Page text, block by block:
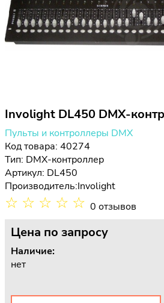
Involight DL450 DMX-
Пульты и контроллеры DMX
Код товара: 40274
Тип: DMX-контроллер
Артикул: DL450
Производитель:Involight
☆ ☆ ☆ ☆ ☆ 0 отзывов
Цена по запросу
Наличие:
нет